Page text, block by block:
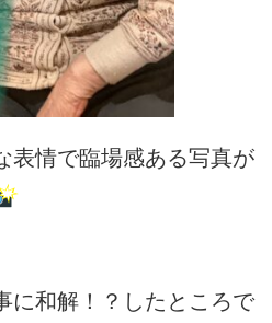
表情で臨場感ある写真が
に和解！？したところで